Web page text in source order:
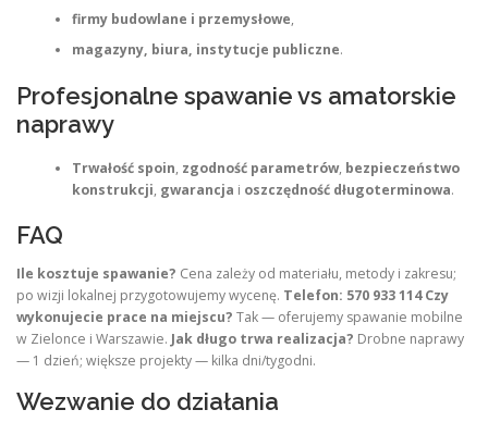
firmy budowlane i przemysłowe,
magazyny, biura, instytucje publiczne.
Profesjonalne spawanie vs amatorskie
naprawy
Trwałość spoin, zgodność parametrów, bezpieczeństwo
konstrukcji, gwarancja i oszczędność długoterminowa.
FAQ
Ile kosztuje spawanie? Cena zależy od materiału, metody i zakresu;
po wizji lokalnej przygotowujemy wycenę. Telefon: 570 933 114 Czy
wykonujecie prace na miejscu? Tak — oferujemy spawanie mobilne
w Zielonce i Warszawie. Jak długo trwa realizacja? Drobne naprawy
— 1 dzień; większe projekty — kilka dni/tygodni.
Wezwanie do działania